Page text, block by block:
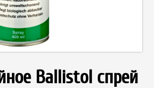
Ballistol спрей